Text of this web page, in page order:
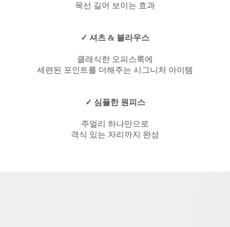
목선 길어 보이는 효과
✓ 셔츠 & 블라우스
클래식한 오피스룩에
세련된 포인트를 더해주는 시그니처 아이템
✓ 심플한 원피스
주얼리 하나만으로
격식 있는 자리까지 완성